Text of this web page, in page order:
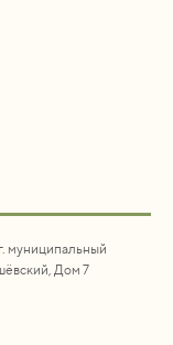
муниципальный
Дом 7